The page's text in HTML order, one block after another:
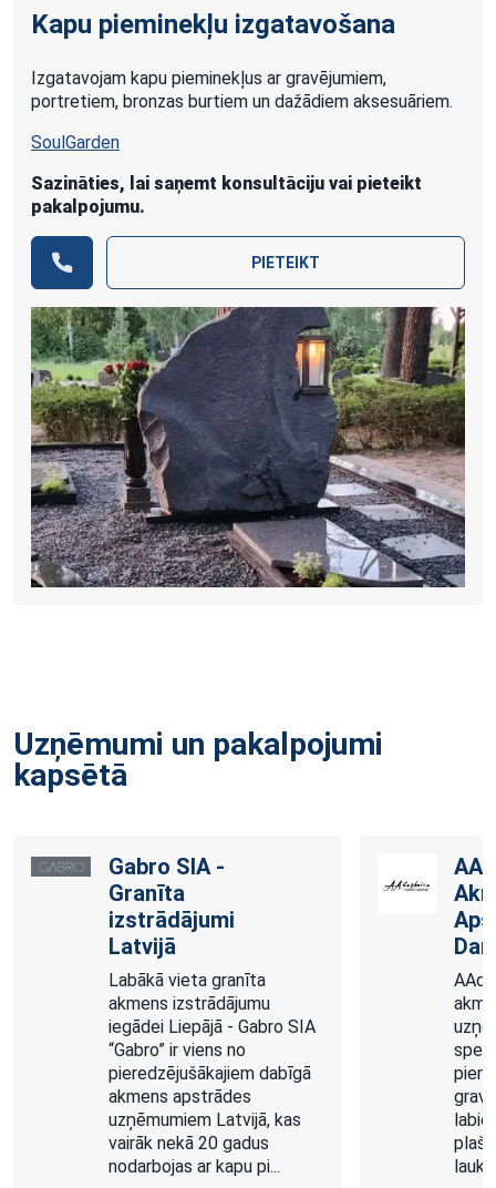
Kapu pieminekļu izgatavošana
Izgatavojam kapu pieminekļus ar gravējumiem,
portretiem, bronzas burtiem un dažādiem aksesuāriem.
SoulGarden
Sazināties, lai saņemt konsultāciju vai pieteikt
pakalpojumu.
PIETEIKT
Uzņēmumi un pakalpojumi
kapsētā
AAdarbnīca —
Akmens
Apstrādes
Darbnīca
AAdarbnīca ir pieredzējis
akmens apstrādes
uzņēmums Liepājā, kas
specializējas kapu
pieminekļu izgatavošanā,
gravēšanā un kapa vietu
labiekārtošanā. Piedāvājam
plašu granīta un
laukakmens izstrādājum...